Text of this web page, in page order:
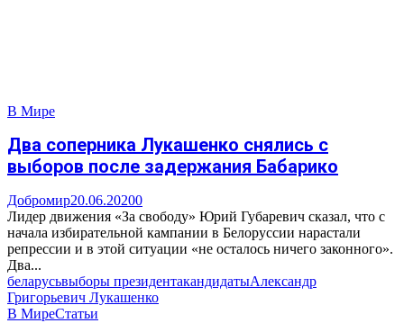
В Мире
Два соперника Лукашенко снялись с
выборов после задержания Бабарико
Добромир20.06.20200
Лидер движения «За свободу» Юрий Губаревич сказал, что с
начала избирательной кампании в Белоруссии нарастали
репрессии и в этой ситуации «не осталось ничего законного».
Два...
беларусьвыборы президентакандидатыАлександр
Григорьевич Лукашенко
В МиреСтатьи